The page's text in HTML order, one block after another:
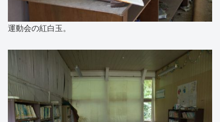
運動会の紅白玉。